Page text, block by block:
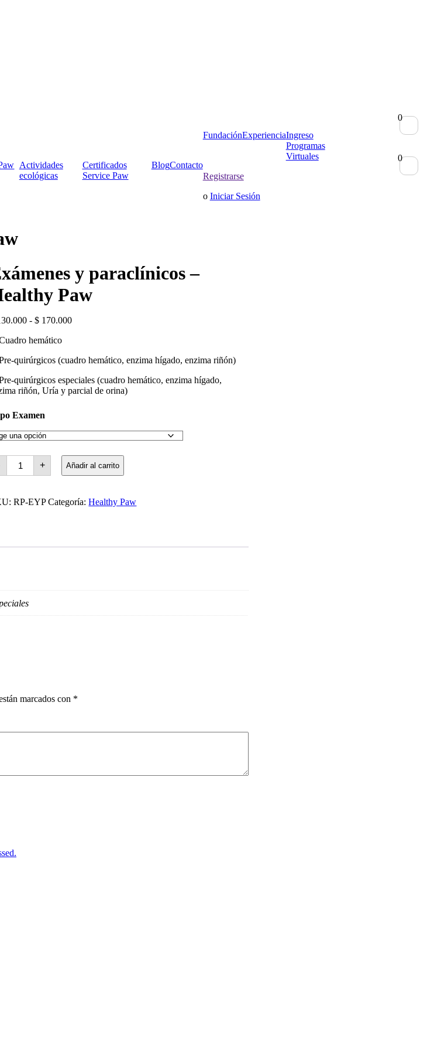
0
0
Actividades
ecológicas
Certificados
Service Paw
BlogContacto
FundaciónExperienciaIngreso
Programas
Virtuales
Registrarse
o Iniciar Sesión
y paraclínicos –
Paw
- $ 170.000Rango
$ 130.000
$ 170.000
hemático
quirúrgicos (cuadro hemático, enzima hígado, enzima riñón)
quirúrgicos especiales (cuadro hemático, enzima hígado,
riñón, Uría y parcial de orina)
Examen
Exámenes
paraclínicos
Healthy
Paw
+ Añadir al carrito
RP-EYP Categoría:Healthy Paw
marcados con *